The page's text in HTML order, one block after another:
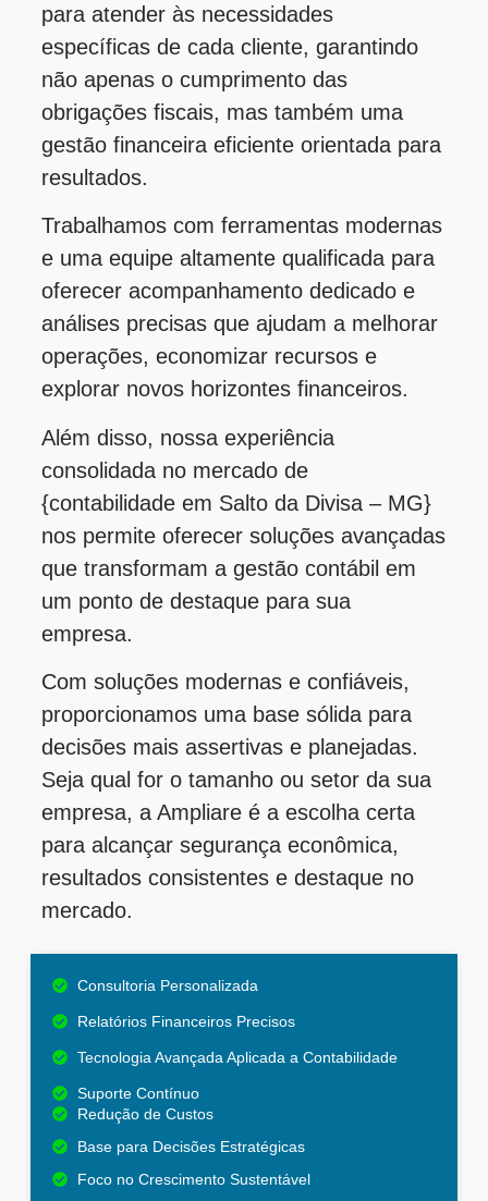
para atender às necessidades
específicas de cada cliente, garantindo
não apenas o cumprimento das
obrigações fiscais, mas também uma
gestão financeira eficiente orientada para
resultados.
Trabalhamos com ferramentas modernas
e uma equipe altamente qualificada para
oferecer acompanhamento dedicado e
análises precisas que ajudam a melhorar
operações, economizar recursos e
explorar novos horizontes financeiros.
Além disso, nossa experiência
consolidada no mercado de
{contabilidade em Salto da Divisa – MG}
nos permite oferecer soluções avançadas
que transformam a gestão contábil em
um ponto de destaque para sua
empresa.
Com soluções modernas e confiáveis,
proporcionamos uma base sólida para
decisões mais assertivas e planejadas.
Seja qual for o tamanho ou setor da sua
empresa, a Ampliare é a escolha certa
para alcançar segurança econômica,
resultados consistentes e destaque no
mercado.
Consultoria Personalizada
Relatórios Financeiros Precisos
Tecnologia Avançada Aplicada a Contabilidade
Suporte Contínuo
Redução de Custos
Base para Decisões Estratégicas
Foco no Crescimento Sustentável